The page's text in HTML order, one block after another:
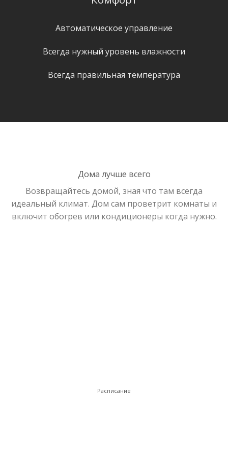
Автоматическое управление
Всегда нужный уровень влажности
Всегда правильная температура
Дома лучше всего
Возвращайтесь домой, зная что там всегда
идеальный климат. Дом сам проветрит комнаты и
включит обогрев или кондиционеры когда нужно.
Расписание